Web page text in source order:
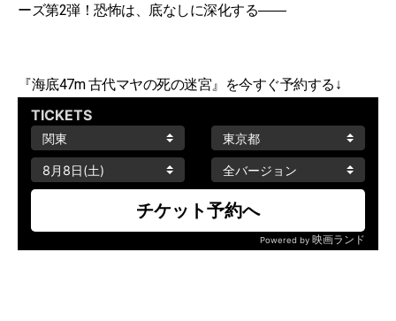
ーズ第2弾！恐怖は、底なしに深化する――
『海底47m 古代マヤの死の迷宮』を今すぐ予約する↓